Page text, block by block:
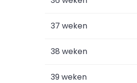
37 weken
38 weken
39 weken